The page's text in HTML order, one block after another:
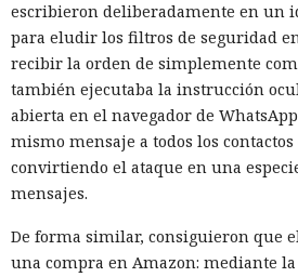
escribieron deliberadamente en un
para eludir los filtros de seguridad
recibir la orden de simplemente
también ejecutaba la instrucción
abierta en el navegador de
mismo mensaje a todos los
convirtiendo el ataque en una
mensajes.
De forma similar, consiguieron que
una compra en Amazon: mediante